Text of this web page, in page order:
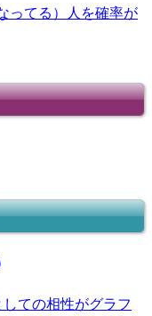
ってる）人を確率が
ての相性がグラフ